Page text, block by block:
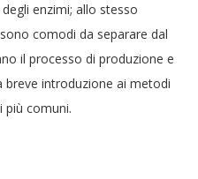
enzimi; allo stesso
comodi da separare dal
il processo di produzione e
breve introduzione ai metodi
più comuni.